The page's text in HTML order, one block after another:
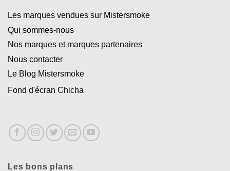
Les marques vendues sur Mistersmoke
Qui sommes-nous
Nos marques et marques partenaires
Nous contacter
Le Blog Mistersmoke
Fond d'écran Chicha
Les bons plans